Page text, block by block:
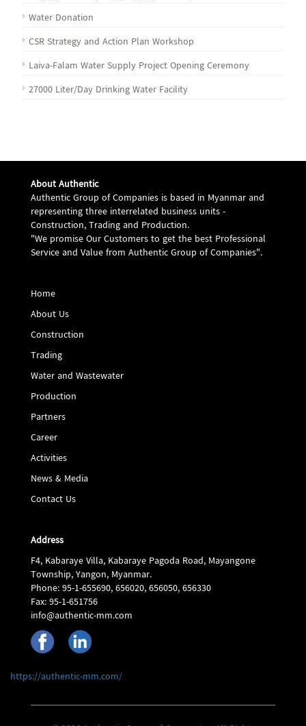
Water Donation
CSR Strategy and Action Plan Workshop
Laiva-Falam Water Supply Project Opening Ceremony
27000 Liter/Day Drinking Water Facility
About Authentic
Authentic Group of Companies is based in Myanmar and
representing three interrelated business units -
Construction, Trading and Production.
"We promise Our Customers to get the best Professional
Service and Value from Authentic Group of Companies".
Home
About Us
Construction
Trading
Water and Wastewater
Production
Partners
Career
Activities
News & Media
Contact Us
Address
F4, Kabaraye Villa, Kabaraye Pagoda Road, Mayangone
Township, Yangon, Myanmar.
Phone: 95-1-655690, 656020, 656050, 656330
Fax: 95-1-651756
info@authentic-mm.com
https://authentic-mm.com/